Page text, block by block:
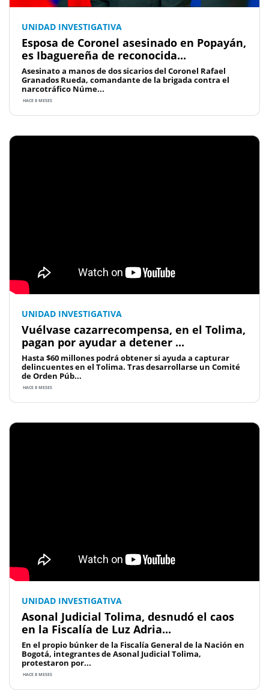
UNIDAD INVESTIGATIVA
Esposa de Coronel asesinado en Popayán,
es Ibaguereña de reconocida...
Asesinato a manos de dos sicarios del Coronel Rafael
Granados Rueda, comandante de la brigada contra el
narcotráfico Núme...
HACE 8 MESES
UNIDAD INVESTIGATIVA
Vuélvase cazarrecompensa, en el Tolima,
pagan por ayudar a detener ...
Hasta $60 millones podrá obtener si ayuda a capturar
delincuentes en el Tolima. Tras desarrollarse un Comité
de Orden Púb...
HACE 8 MESES
UNIDAD INVESTIGATIVA
Asonal Judicial Tolima, desnudó el caos
en la Fiscalía de Luz Adria...
En el propio búnker de la Fiscalía General de la Nación en
Bogotá, integrantes de Asonal Judicial Tolima,
protestaron por...
HACE 8 MESES